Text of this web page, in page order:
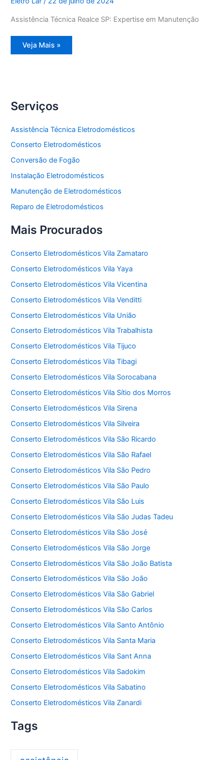
Assistência Técnica Realce SP: Expertise em Manutenção
Assistência
Técnica
Veja Mais »
Serviços
Assistência Técnica Eletrodomésticos
Conserto Eletrodomésticos
Conversão de Fogão
Instalação Eletrodomésticos
Manutenção de Eletrodomésticos
Reparo de Eletrodomésticos
Mais Procurados
Conserto Eletrodomésticos Vila Zamataro
Conserto Eletrodomésticos Vila Yaya
Conserto Eletrodomésticos Vila Vicentina
Conserto Eletrodomésticos Vila Venditti
Conserto Eletrodomésticos Vila União
Conserto Eletrodomésticos Vila Trabalhista
Conserto Eletrodomésticos Vila Tijuco
Conserto Eletrodomésticos Vila Tibagi
Conserto Eletrodomésticos Vila Sorocabana
Conserto Eletrodomésticos Vila Sítio dos Morros
Conserto Eletrodomésticos Vila Sirena
Conserto Eletrodomésticos Vila Silveira
Conserto Eletrodomésticos Vila São Ricardo
Conserto Eletrodomésticos Vila São Rafael
Conserto Eletrodomésticos Vila São Pedro
Conserto Eletrodomésticos Vila São Paulo
Conserto Eletrodomésticos Vila São Luis
Conserto Eletrodomésticos Vila São Judas Tadeu
Conserto Eletrodomésticos Vila São José
Conserto Eletrodomésticos Vila São Jorge
Conserto Eletrodomésticos Vila São João Batista
Conserto Eletrodomésticos Vila São João
Conserto Eletrodomésticos Vila São Gabriel
Conserto Eletrodomésticos Vila São Carlos
Conserto Eletrodomésticos Vila Santo Antônio
Conserto Eletrodomésticos Vila Santa Maria
Conserto Eletrodomésticos Vila Sant Anna
Conserto Eletrodomésticos Vila Sadokim
Conserto Eletrodomésticos Vila Sabatino
Conserto Eletrodomésticos Vila Zanardi
Tags